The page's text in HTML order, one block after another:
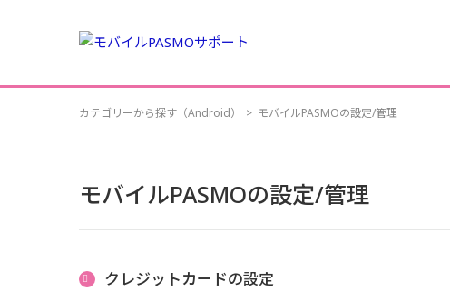
カテゴリーから探す（Android） > モバイルPASMOの設定/管理
モバイルPASMOの設定/管理
クレジットカードの設定